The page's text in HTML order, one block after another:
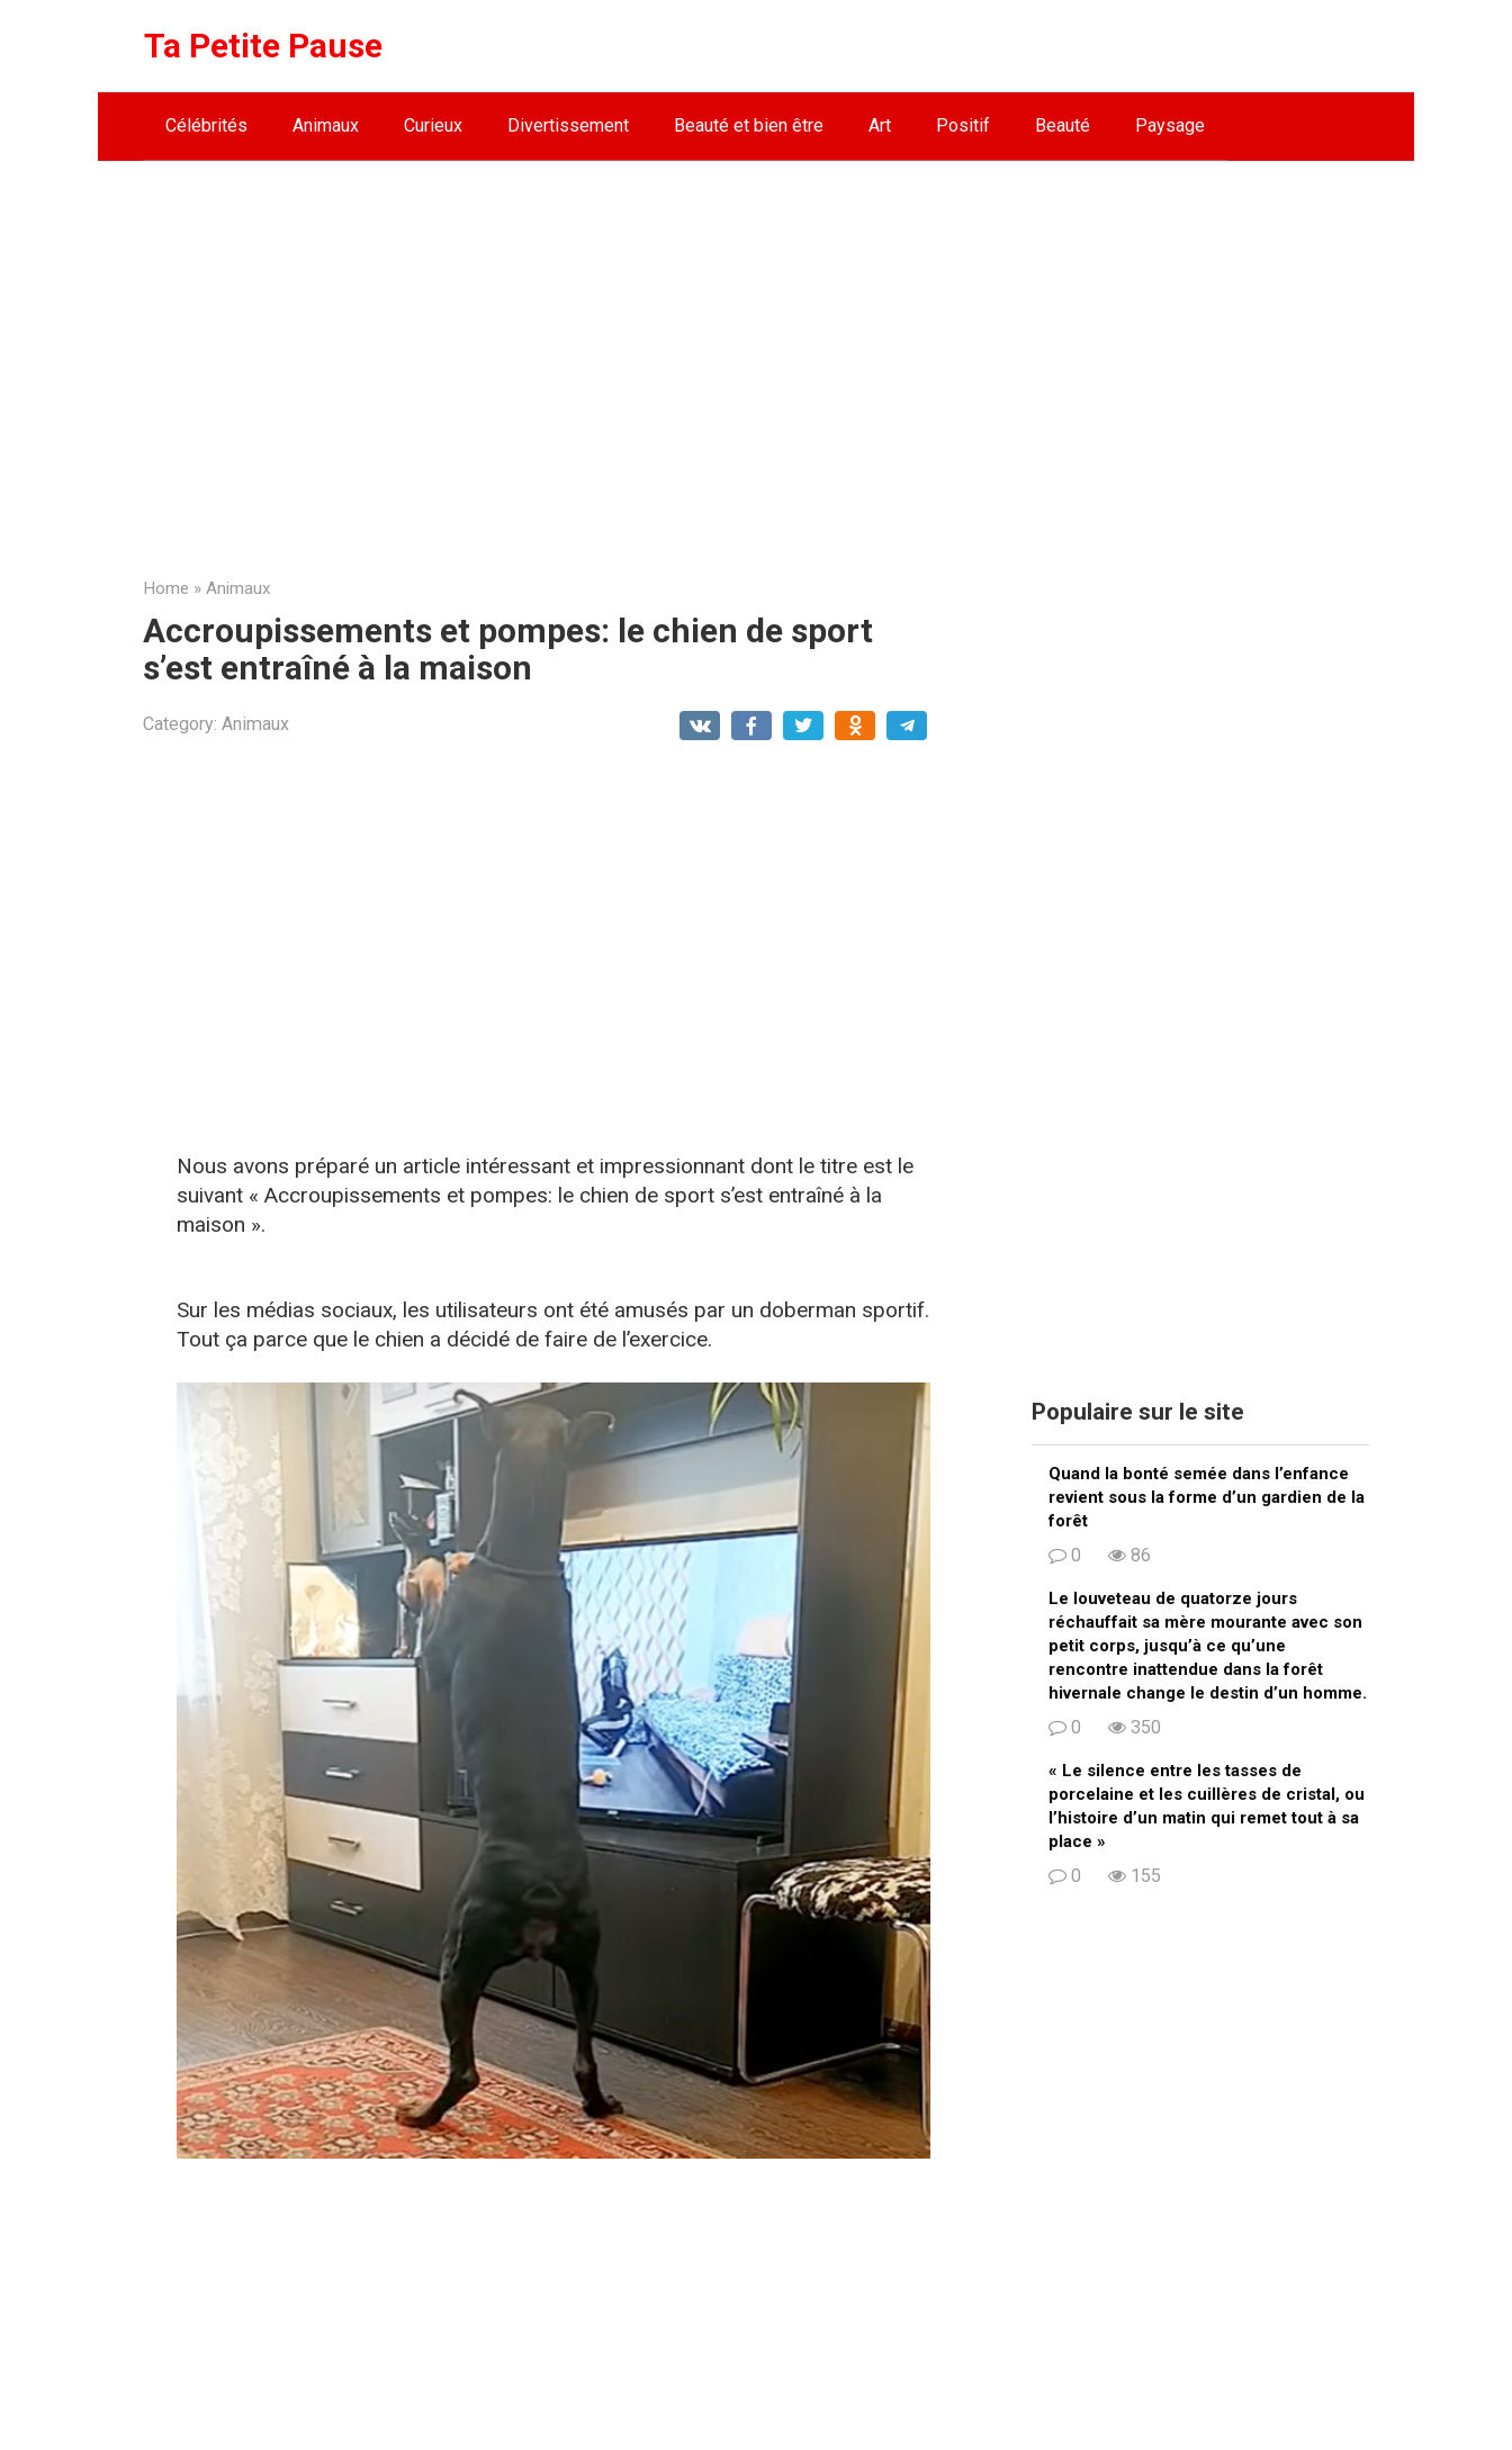
Ta Petite Pause
Célébrités Animaux Curieux Divertissement Beauté et bien être Art Positif Beauté Paysage
Home » Animaux
Accroupissements et pompes: le chien de sport
s’est entraîné à la maison
Category: Animaux
Nous avons préparé un article intéressant et impressionnant dont le titre est le
suivant « Accroupissements et pompes: le chien de sport s’est entraîné à la
maison ».
Sur les médias sociaux, les utilisateurs ont été amusés par un doberman sportif.
Tout ça parce que le chien a décidé de faire de l’exercice.
Populaire sur le site
Quand la bonté semée dans l’enfance
revient sous la forme d’un gardien de la
forêt
0 86
Le louveteau de quatorze jours
réchauffait sa mère mourante avec son
petit corps, jusqu’à ce qu’une
rencontre inattendue dans la forêt
hivernale change le destin d’un homme.
0 350
« Le silence entre les tasses de
porcelaine et les cuillères de cristal, ou
l’histoire d’un matin qui remet tout à sa
place »
0 155